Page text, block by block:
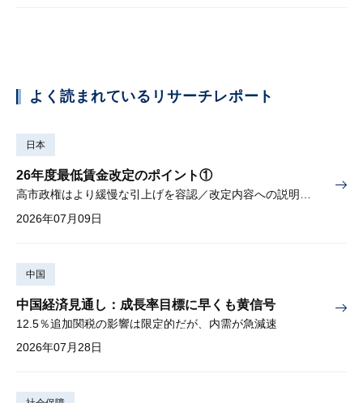
よく読まれているリサーチレポート
日本
26年度最低賃金改定のポイント①
2026年07月09日
中国
中国経済見通し：成長率目標に早くも黄信号
12.5％追加関税の影響は限定的だが、内需が急減速
2026年07月28日